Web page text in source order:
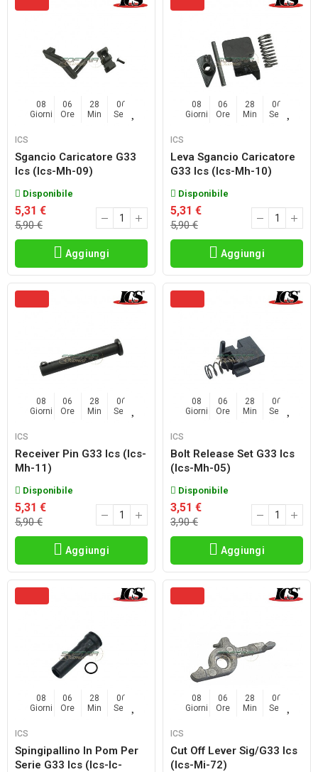
08
Giorni
06
Ore
28
Min
04
Sec
ICS
Sgancio Caricatore G33
Ics (ics-Mh-09)
Disponibile
5,31 €
5,90 €
Aggiungi
08
Giorni
06
Ore
28
Min
04
Sec
ICS
Leva Sgancio Caricatore
G33 Ics (ics-Mh-10)
Disponibile
5,31 €
5,90 €
Aggiungi
08
Giorni
06
Ore
28
Min
04
Sec
ICS
Receiver Pin G33 Ics (ics-
Mh-11)
Disponibile
5,31 €
5,90 €
Aggiungi
08
Giorni
06
Ore
28
Min
04
Sec
ICS
Bolt Release Set G33 Ics
(ics-Mh-05)
Disponibile
3,51 €
3,90 €
Aggiungi
08
Giorni
06
Ore
28
Min
04
Sec
ICS
Spingipallino In Pom Per
Serie G33 Ics (ics-Ic-
08
Giorni
06
Ore
28
Min
04
Sec
ICS
Cut Off Lever Sig/g33 Ics
(ics-Mi-72)